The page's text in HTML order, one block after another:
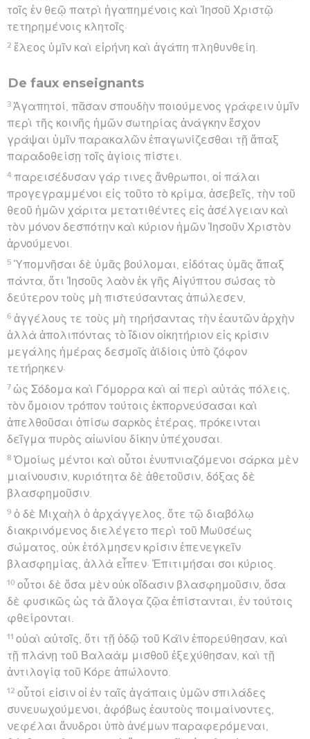
τοῖς ἐν θεῷ πατρὶ ἠγαπημένοις καὶ Ἰησοῦ Χριστῷ
τετηρημένοις κλητοῖς·
2 ἔλεος ὑμῖν καὶ εἰρήνη καὶ ἀγάπη πληθυνθείη.
De faux enseignants
3 Ἀγαπητοί, πᾶσαν σπουδὴν ποιούμενος γράφειν ὑμῖν
περὶ τῆς κοινῆς ἡμῶν σωτηρίας ἀνάγκην ἔσχον
γράψαι ὑμῖν παρακαλῶν ἐπαγωνίζεσθαι τῇ ἅπαξ
παραδοθείσῃ τοῖς ἁγίοις πίστει.
4 παρεισέδυσαν γάρ τινες ἄνθρωποι, οἱ πάλαι
προγεγραμμένοι εἰς τοῦτο τὸ κρίμα, ἀσεβεῖς, τὴν τοῦ
θεοῦ ἡμῶν χάριτα μετατιθέντες εἰς ἀσέλγειαν καὶ
τὸν μόνον δεσπότην καὶ κύριον ἡμῶν Ἰησοῦν Χριστὸν
ἀρνούμενοι.
5 Ὑπομνῆσαι δὲ ὑμᾶς βούλομαι, εἰδότας ὑμᾶς ἅπαξ
πάντα, ὅτι Ἰησοῦς λαὸν ἐκ γῆς Αἰγύπτου σώσας τὸ
δεύτερον τοὺς μὴ πιστεύσαντας ἀπώλεσεν,
6 ἀγγέλους τε τοὺς μὴ τηρήσαντας τὴν ἑαυτῶν ἀρχὴν
ἀλλὰ ἀπολιπόντας τὸ ἴδιον οἰκητήριον εἰς κρίσιν
μεγάλης ἡμέρας δεσμοῖς ἀϊδίοις ὑπὸ ζόφον
τετήρηκεν·
7 ὡς Σόδομα καὶ Γόμορρα καὶ αἱ περὶ αὐτὰς πόλεις,
τὸν ὅμοιον τρόπον τούτοις ἐκπορνεύσασαι καὶ
ἀπελθοῦσαι ὀπίσω σαρκὸς ἑτέρας, πρόκεινται
δεῖγμα πυρὸς αἰωνίου δίκην ὑπέχουσαι.
8 Ὁμοίως μέντοι καὶ οὗτοι ἐνυπνιαζόμενοι σάρκα μὲν
μιαίνουσιν, κυριότητα δὲ ἀθετοῦσιν, δόξας δὲ
βλασφημοῦσιν.
9 ὁ δὲ Μιχαὴλ ὁ ἀρχάγγελος, ὅτε τῷ διαβόλῳ
διακρινόμενος διελέγετο περὶ τοῦ Μωϋσέως
σώματος, οὐκ ἐτόλμησεν κρίσιν ἐπενεγκεῖν
βλασφημίας, ἀλλὰ εἶπεν· Ἐπιτιμήσαι σοι κύριος.
10 οὗτοι δὲ ὅσα μὲν οὐκ οἴδασιν βλασφημοῦσιν, ὅσα
δὲ φυσικῶς ὡς τὰ ἄλογα ζῷα ἐπίστανται, ἐν τούτοις
φθείρονται.
11 οὐαὶ αὐτοῖς, ὅτι τῇ ὁδῷ τοῦ Κάϊν ἐπορεύθησαν, καὶ
τῇ πλάνῃ τοῦ Βαλαὰμ μισθοῦ ἐξεχύθησαν, καὶ τῇ
ἀντιλογίᾳ τοῦ Κόρε ἀπώλοντο.
12 οὗτοί εἰσιν οἱ ἐν ταῖς ἀγάπαις ὑμῶν σπιλάδες
συνευωχούμενοι, ἀφόβως ἑαυτοὺς ποιμαίνοντες,
νεφέλαι ἄνυδροι ὑπὸ ἀνέμων παραφερόμεναι,